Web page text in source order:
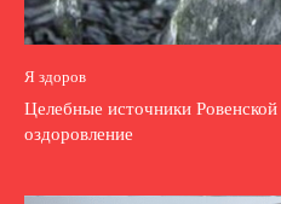
Я здоров
Целебные источники Ровенской
оздоровление